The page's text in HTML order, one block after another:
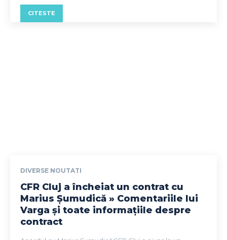
CITESTE
DIVERSE NOUTATI
CFR Cluj a încheiat un contrat cu
Marius Șumudică » Comentariile lui
Varga și toate informațiile despre
contract